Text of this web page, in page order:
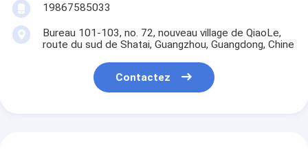
19867585033
Bureau 101-103, no. 72, nouveau village de QiaoLe,
route du sud de Shatai, Guangzhou, Guangdong, Chine
Contactez